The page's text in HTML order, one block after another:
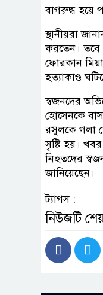
বাগরুদ্ধ হয়ে
স্থানীয়রা
করতেন। তবে
ফোরকান
হত্যাকাণ্ড
স্বজনদের
হোসেনকে
রসুলকে গলা
সৃষ্টি হয়।
নিহতদের
জানিয়েছেন।
ট্যাগস :
নিউজটি